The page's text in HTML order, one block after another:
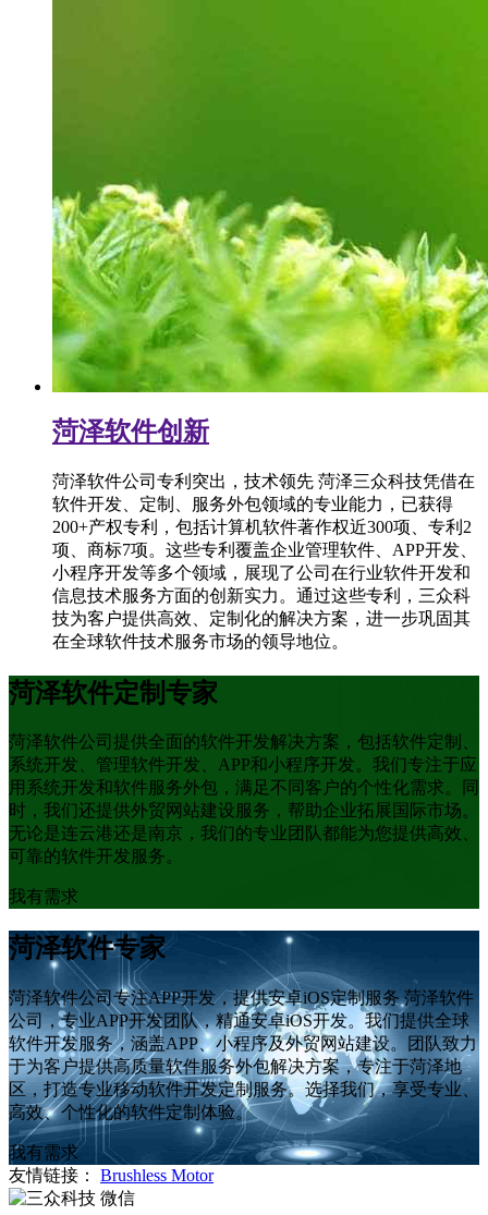
菏泽软件创新
菏泽软件公司专利突出，技术领先 菏泽三众科技凭借在
软件开发、定制、服务外包领域的专业能力，已获得
200+产权专利，包括计算机软件著作权近300项、专利2
项、商标7项。这些专利覆盖企业管理软件、APP开发、
小程序开发等多个领域，展现了公司在行业软件开发和
信息技术服务方面的创新实力。通过这些专利，三众科
技为客户提供高效、定制化的解决方案，进一步巩固其
在全球软件技术服务市场的领导地位。
菏泽软件定制专家
菏泽软件公司提供全面的软件开发解决方案，包括软件定制、
系统开发、管理软件开发、APP和小程序开发。我们专注于应
用系统开发和软件服务外包，满足不同客户的个性化需求。同
时，我们还提供外贸网站建设服务，帮助企业拓展国际市场。
无论是连云港还是南京，我们的专业团队都能为您提供高效、
可靠的软件开发服务。
我有需求
菏泽软件专家
菏泽软件公司专注APP开发，提供安卓iOS定制服务 菏泽软件
公司，专业APP开发团队，精通安卓iOS开发。我们提供全球
软件开发服务，涵盖APP、小程序及外贸网站建设。团队致力
于为客户提供高质量软件服务外包解决方案，专注于菏泽地
区，打造专业移动软件开发定制服务。选择我们，享受专业、
高效、个性化的软件定制体验。
我有需求
友情链接：
Brushless Motor
微信